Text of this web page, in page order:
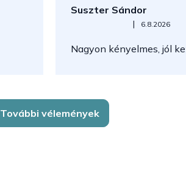
Suszter Sándor
Az áruház értékelése 5-ből
| 6.8.2026
Nagyon kényelmes, jól
További vélemények